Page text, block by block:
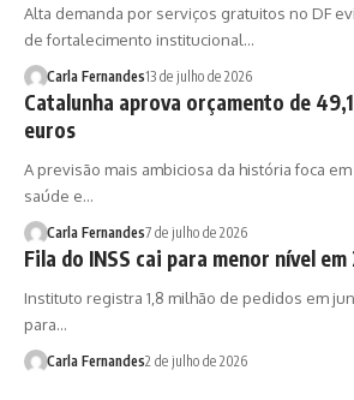
Alta demanda por serviços gratuitos no DF
de fortalecimento institucional…
Carla Fernandes13 de julho de 2026
Catalunha aprova orçamento de
euros
A previsão mais ambiciosa da história foca
saúde e…
Carla Fernandes7 de julho de 2026
Fila do INSS cai para menor nível em
Instituto registra 1,8 milhão de pedidos em
para…
Carla Fernandes2 de julho de 2026